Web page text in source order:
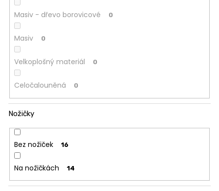
Masiv - dřevo borovicové 0
Masiv 0
Velkoplošný materiál 0
Celočalouněná 0
Nožičky
Bez nožiček 16
Na nožičkách 14